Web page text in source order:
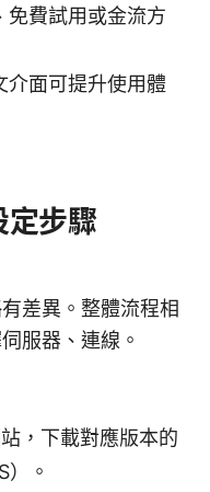
免費試用或金流方
介面可提升使用體
定步驟
差異。整體流程相
服器、連線。
，下載對應版本的
。